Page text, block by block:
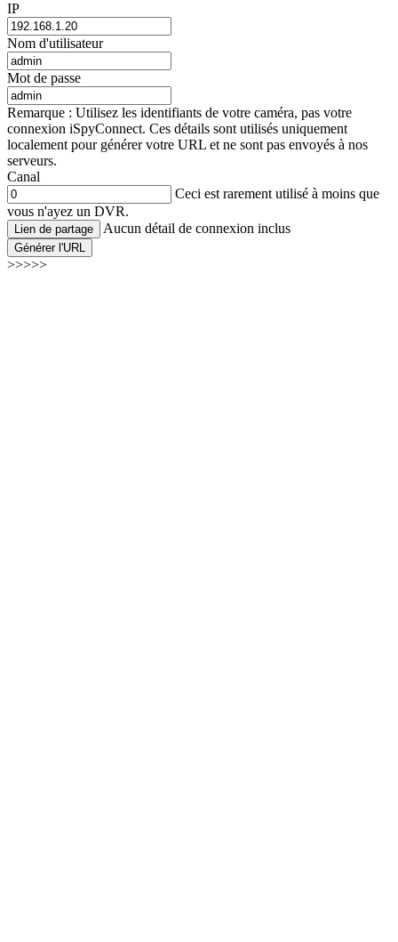
IP
Nom d'utilisateur
Mot de passe
Remarque : Utilisez les identifiants de votre caméra, pas votre
connexion iSpyConnect. Ces détails sont utilisés uniquement
localement pour générer votre URL et ne sont pas envoyés à nos
serveurs.
Canal
Ceci est rarement utilisé à moins que
vous n'ayez un DVR.
Lien de partage Aucun détail de connexion inclus
Générer l'URL
>>>>>